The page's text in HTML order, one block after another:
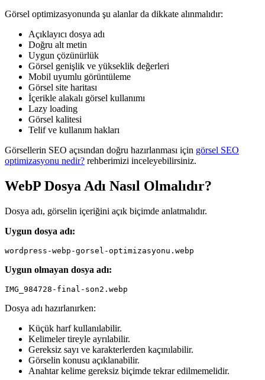
Görsel optimizasyonunda şu alanlar da dikkate alınmalıdır:
Açıklayıcı dosya adı
Doğru alt metin
Uygun çözünürlük
Görsel genişlik ve yükseklik değerleri
Mobil uyumlu görüntüleme
Görsel site haritası
İçerikle alakalı görsel kullanımı
Lazy loading
Görsel kalitesi
Telif ve kullanım hakları
Görsellerin SEO açısından doğru hazırlanması için görsel SEO
optimizasyonu nedir? rehberimizi inceleyebilirsiniz.
WebP Dosya Adı Nasıl Olmalıdır?
Dosya adı, görselin içeriğini açık biçimde anlatmalıdır.
Uygun dosya adı:
Uygun olmayan dosya adı:
Dosya adı hazırlanırken:
Küçük harf kullanılabilir.
Kelimeler tireyle ayrılabilir.
Gereksiz sayı ve karakterlerden kaçınılabilir.
Görselin konusu açıklanabilir.
Anahtar kelime gereksiz biçimde tekrar edilmemelidir.